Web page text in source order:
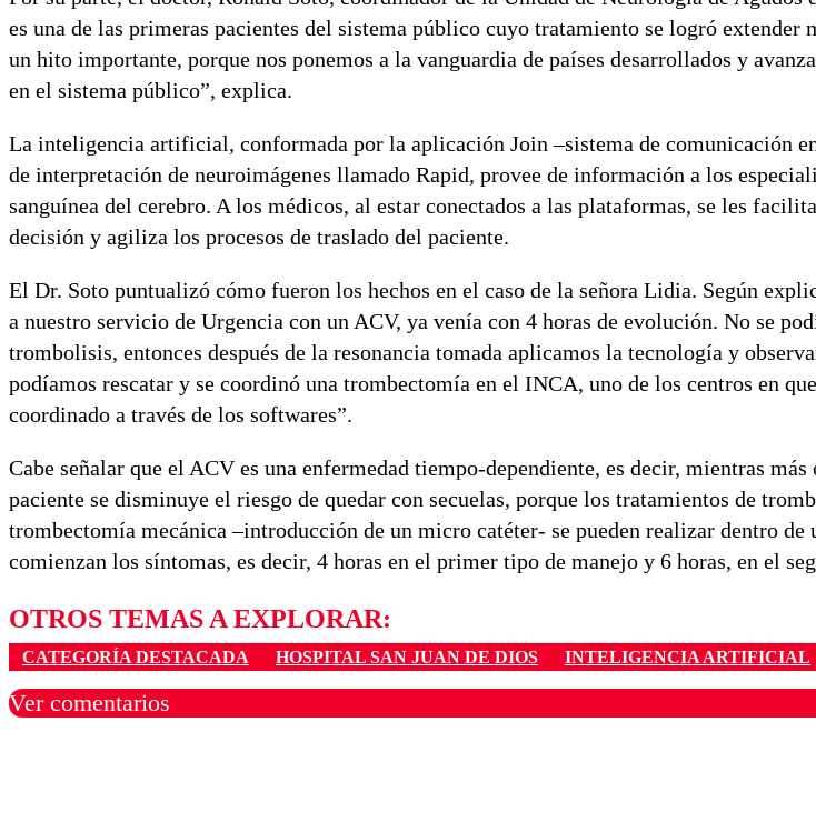
es una de las primeras pacientes del sistema público cuyo tratamiento se logró
un hito importante, porque nos ponemos a la vanguardia de países desarrollados y
en el sistema público”, explica.
La inteligencia artificial, conformada por la aplicación Join –sistema de comunicación
de interpretación de neuroimágenes llamado Rapid, provee de información a los
sanguínea del cerebro. A los médicos, al estar conectados a las plataformas, se les
decisión y agiliza los procesos de traslado del paciente.
El Dr. Soto puntualizó cómo fueron los hechos en el caso de la señora Lidia. Según
a nuestro servicio de Urgencia con un ACV, ya venía con 4 horas de evolución. No se
trombolisis, entonces después de la resonancia tomada aplicamos la tecnología y
podíamos rescatar y se coordinó una trombectomía en el INCA, uno de los centros en
coordinado a través de los softwares”.
Cabe señalar que el ACV es una enfermedad tiempo-dependiente, es decir, mientras
paciente se disminuye el riesgo de quedar con secuelas, porque los tratamientos de
trombectomía mecánica –introducción de un micro catéter- se pueden realizar dentro de
comienzan los síntomas, es decir, 4 horas en el primer tipo de manejo y 6 horas, en el
OTROS TEMAS A EXPLORAR:
CATEGORÍA DESTACADA HOSPITAL SAN JUAN DE DIOS INTELIGENCIA ARTIFICIAL
Ver comentarios